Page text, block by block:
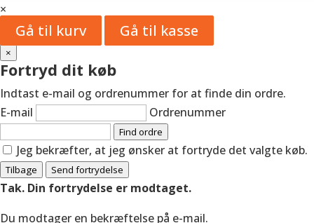
×
Gå til kurv Gå til kasse
×
Fortryd dit køb
Indtast e-mail og ordrenummer for at finde din ordre.
E-mail
Ordrenummer
Find ordre
Jeg bekræfter, at jeg ønsker at fortryde det valgte køb.
Tilbage Send fortrydelse
Tak. Din fortrydelse er modtaget.
Du modtager en bekræftelse på e-mail.